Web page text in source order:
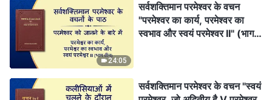
24:05
सर्वशक्तिमान परमेश्वर के वचन
"परमेश्वर का कार्य, परमेश्वर का
स्वभाव और स्वयं परमेश्वर II" (भाग
सर्वशक्तिमान परमेश्वर के वचन "स्वयं